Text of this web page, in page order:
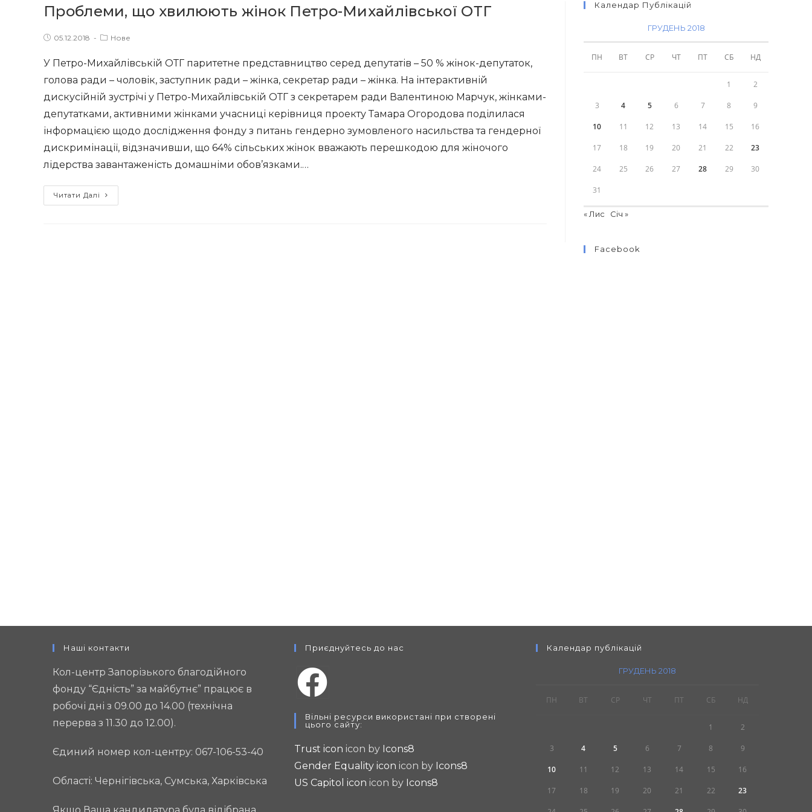
Проблеми, що хвилюють жінок Петро-Михайлівської ОТГ
Post05.12.2018
PostНове
У Петро-Михайлівській ОТГ паритетне представництво серед депутатів – 50 % жінок-депутаток,
голова ради – чоловік, заступник ради – жінка, секретар ради – жінка. На інтерактивній
дискусійній зустрічі у Петро-Михайлівській ОТГ з секретарем ради Валентиною Марчук, жінками-
депутатками, активними жінками учасниці керівниця проекту Тамара Огородова поділилася
інформацією щодо дослідження фонду з питань гендерно зумовленого насильства та гендерної
дискримінації, відзначивши, що 64% сільських жінок вважають перешкодою для жіночого
лідерства завантаженість домашніми обов’язками.…
Читати Далі
що
Календар Публікацій
ГРУДЕНЬ 2018
ПН ВТ СР ЧТ ПТ СБ НД
1 2
3 4 5 6 7 8 9
10 11 12 13 14 15 16
17 18 19 20 21 22 23
24 25 26 27 28 29 30
31
« Лис Січ »
Facebook
Наші контакти
Кол-центр Запорізького благодійного
фонду “Єдність” за майбутнє” працює в
робочі дні з 09.00 до 14.00 (технічна
перерва з 11.30 до 12.00).
Єдиний номер кол-центру: 067-106-53-40
Області: Чернігівська, Сумська, Харківська
Приєднуйтесь до нас
new
tab
Вільні ресурси використані при створені
цього сайту:
Trust icon icon by Icons8
Gender Equality icon icon by Icons8
US Capitol icon icon by Icons8
Календар публікацій
ГРУДЕНЬ 2018
ПН ВТ СР ЧТ ПТ СБ НД
1 2
3 4 5 6 7 8 9
10 11 12 13 14 15 16
17 18 19 20 21 22 23